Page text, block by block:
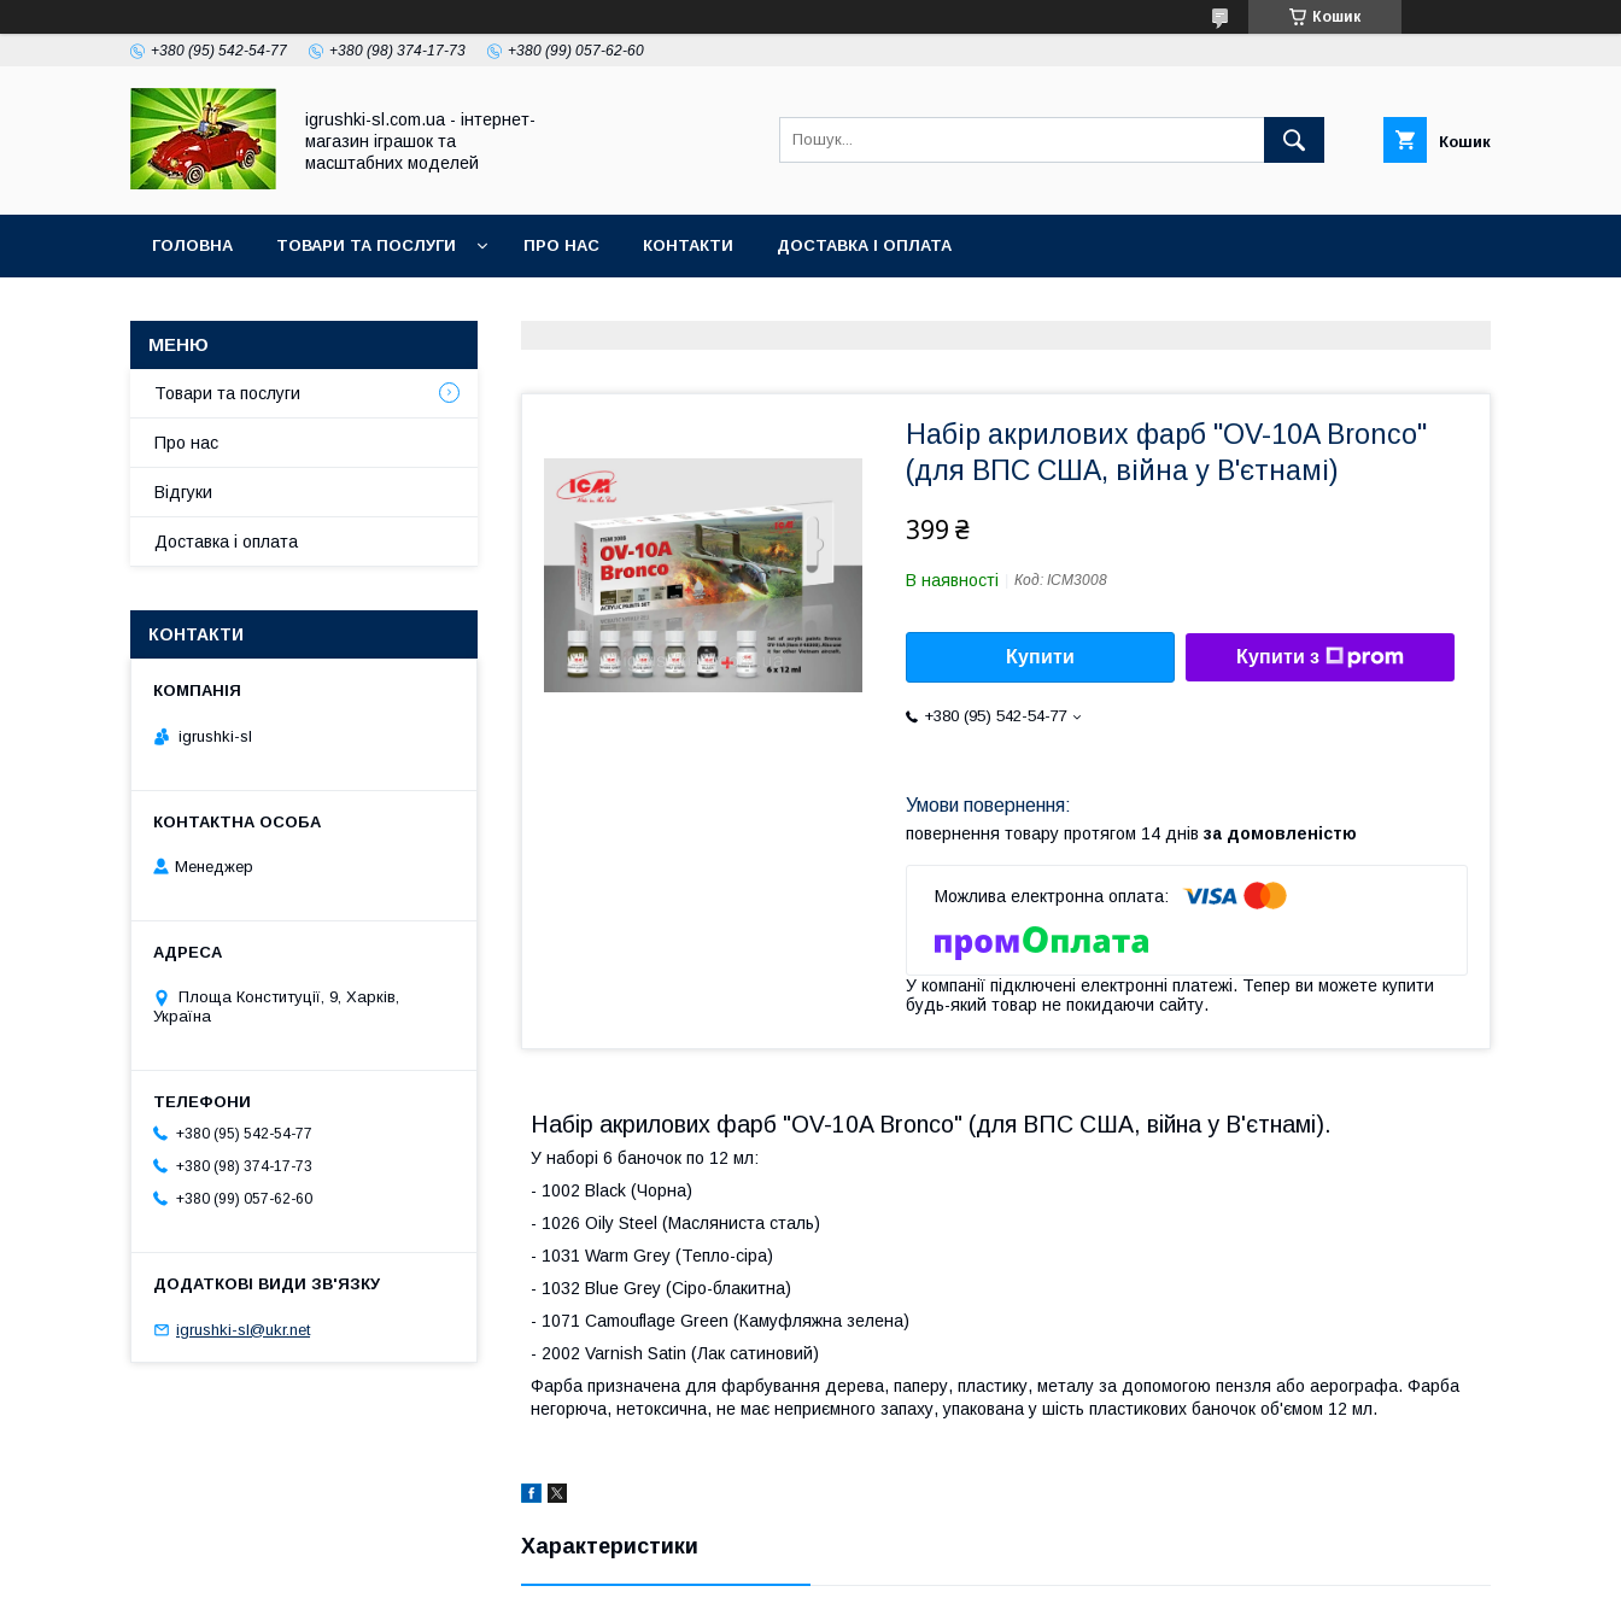
Кошик
+380 (95) 542-54-77 +380 (98) 374-17-73 +380 (99) 057-62-60
igrushki-sl.com.ua - інтернет-
магазин іграшок та
масштабних моделей
Кошик
ГОЛОВНА ТОВАРИ ТА ПОСЛУГИ ПРО НАС КОНТАКТИ ДОСТАВКА І ОПЛАТА
Набір акрилових фарб "OV-10A Bronco"
(для ВПС США, війна у В'єтнамі)
399 ₴
В наявності Код: ICM3008
Купити Купити з
+380 (95) 542-54-77
повернення товару протягом 14 днів за домовленістю
У компанії підключені електронні платежі. Тепер ви можете купити
будь-який товар не покидаючи сайту.
Набір акрилових фарб "OV-10A Bronco" (для ВПС США, війна у В'єтнамі).
У наборі 6 баночок по 12 мл:
- 1002 Black (Чорна)
- 1026 Oily Steel (Масляниста сталь)
- 1031 Warm Grey (Тепло-сіра)
- 1032 Blue Grey (Сіро-блакитна)
- 1071 Camouflage Green (Камуфляжна зелена)
- 2002 Varnish Satin (Лак сатиновий)
Фарба призначена для фарбування дерева, паперу, пластику, металу за допомогою пензля або аерографа. Фарба
негорюча, нетоксична, не має неприємного запаху, упакована у шість пластикових баночок об'ємом 12 мл.
Характеристики
Товари та послуги
Про нас
Відгуки
Доставка і оплата
КОНТАКТИ
igrushki-sl
Менеджер
Площа Конституції, 9, Харків,
Україна
+380 (95) 542-54-77
+380 (98) 374-17-73
+380 (99) 057-62-60
igrushki-sl@ukr.net